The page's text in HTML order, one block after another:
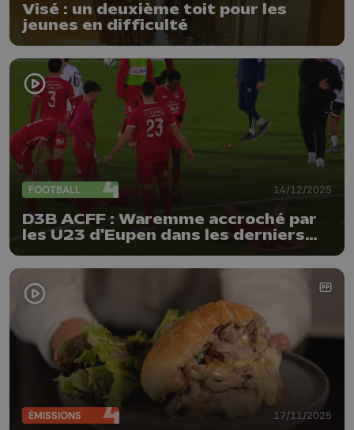
Visé : un deuxième toit pour les
jeunes en difficulté
FOOTBALL 14/12/2025
D3B ACFF : Waremme accroché par
les U23 d'Eupen dans les derniers
instants !
ÉMISSIONS 17/11/2025